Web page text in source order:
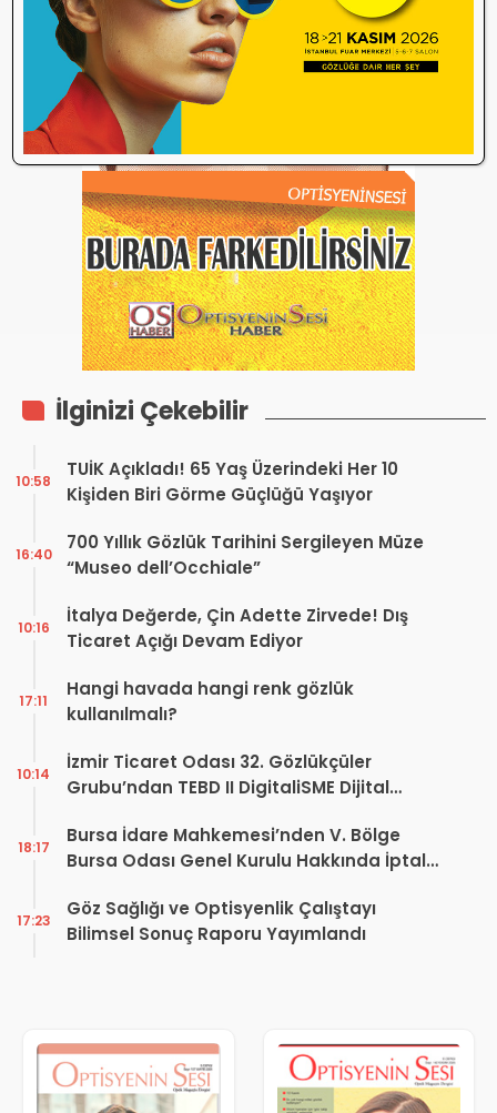
Henüz bu içeriğe yorum yapılmamış.
İlk yorum yapan olmak ister misiniz?
İlginizi Çekebilir
TUİK Açıkladı! 65 Yaş Üzerindeki Her 10
Kişiden Biri Görme Güçlüğü Yaşıyor
10:58
700 Yıllık Gözlük Tarihini Sergileyen Müze
“Museo dell’Occhiale”
16:40
İtalya Değerde, Çin Adette Zirvede! Dış
Ticaret Açığı Devam Ediyor
10:16
Hangi havada hangi renk gözlük
kullanılmalı?
17:11
İzmir Ticaret Odası 32. Gözlükçüler
Grubu’ndan TEBD II DigitaliSME Dijital
10:14
Bursa İdare Mahkemesi’nden V. Bölge
Bursa Odası Genel Kurulu Hakkında İptal
18:17
Göz Sağlığı ve Optisyenlik Çalıştayı
Bilimsel Sonuç Raporu Yayımlandı
17:23